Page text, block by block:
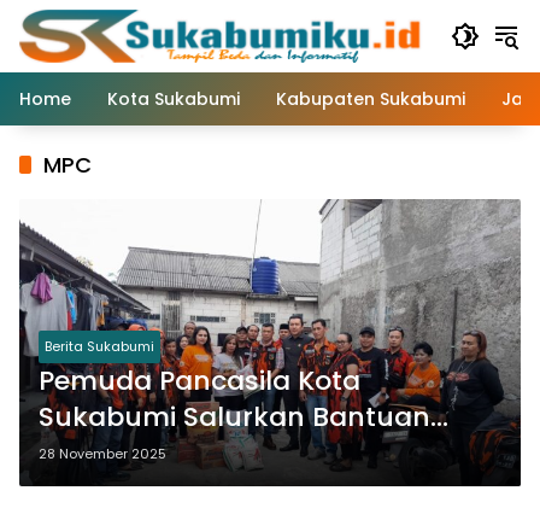
Langsung
konten
Home
Kota Sukabumi Kabupaten Sukabumi
MPC
Berita Sukabumi
Pemuda Pancasila Kota
Sukabumi Salurkan Bantuan
Korban Kebakaran di Benteng
28 November 2025